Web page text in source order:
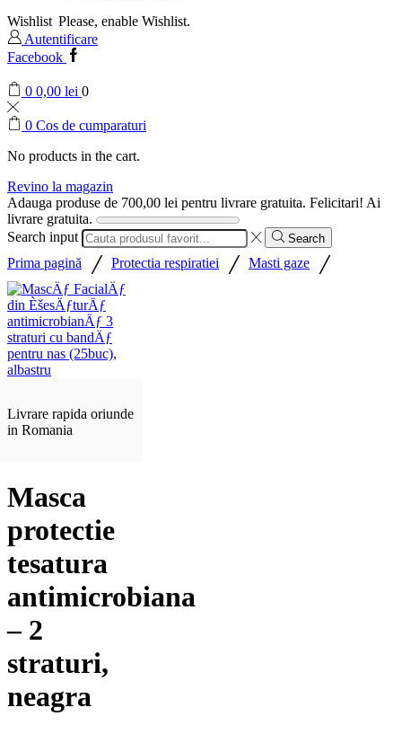
Wishlist Please, enable Wishlist.
Autentificare
Facebook
0 0,00 lei 0
0 Cos de cumparaturi
No products in the cart.
Revino la magazin
Adauga produse de 700,00 lei pentru livrare gratuita. Felicitari! Ai
livrare gratuita.
Search input
Search
Prima pagină / Protectia respiratiei / Masti gaze /
Livrare rapida oriunde
in Romania
Masca
protectie
tesatura
antimicrobiana
– 2
straturi,
neagra